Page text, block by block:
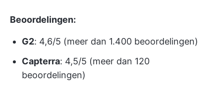
Beoordelingen:
G2: 4,6/5 (meer dan 1.400 beoordelingen)
Capterra: 4,5/5 (meer dan 120
beoordelingen)